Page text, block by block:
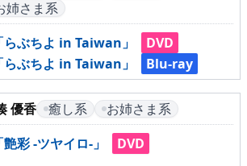
ご利用ガイド
姉さま系
らぶちよ in Taiwan」
DVD
らぶちよ in Taiwan」
Blu-ray
優香 癒し系
お姉さま系
艶彩 -ツヤイロ-」
DVD